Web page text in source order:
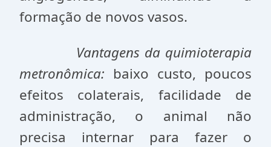
formação de novos vasos.
Vantagens da quimioterapia
metronômica: baixo custo, poucos
efeitos colaterais, facilidade de
administração, o animal não
precisa internar para fazer o